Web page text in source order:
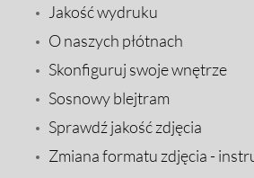
Jakość wydruku
O naszych płótnach
Skonfiguruj swoje wnętrze
Sosnowy blejtram
Sprawdź jakość zdjęcia
Zmiana formatu zdjęcia -